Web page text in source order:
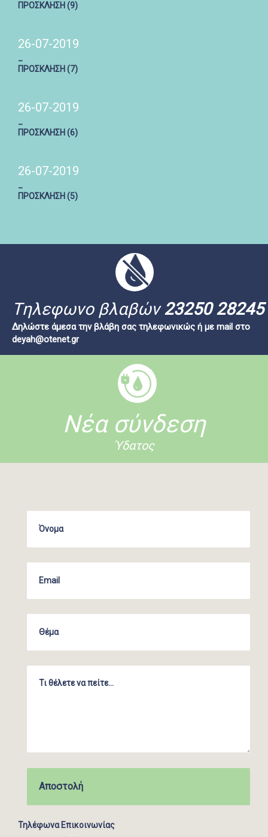
ΠΡΟΣΚΛΗΣΗ (9)
26-07-2019
ΠΡΟΣΚΛΗΣΗ (7)
26-07-2019
ΠΡΟΣΚΛΗΣΗ (6)
26-07-2019
ΠΡΟΣΚΛΗΣΗ (5)
Tηλεφωνο βλαβών23250 28245
Δηλώστε άμεσα την βλάβη σας τηλεφωνικώς ή με mail στο
deyah@otenet.gr
Νέα σύνδεση
Ύδατος
Τηλέφωνα Επικοινωνίας